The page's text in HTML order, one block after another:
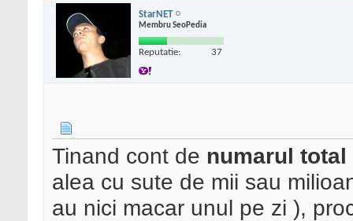
StarNET
Membru SeoPedia
Reputatie: 37
Tinand cont de numarul
alea cu sute de mii sau
au nici macar unul pe zi ),